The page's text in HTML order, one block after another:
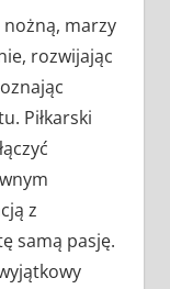
nożną, marzy
rozwijając
Piłkarski
z
samą pasję.